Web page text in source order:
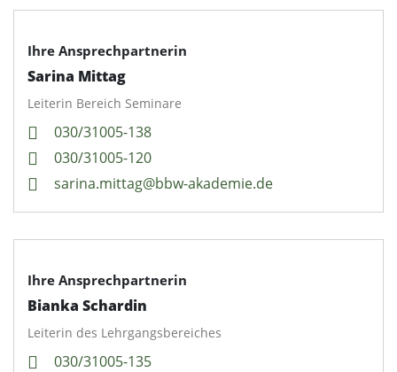
gesammelt haben. Sie geben Einwilligung zu unseren
Datenschutzerklärung
Impressum
Ihre Ansprechpartnerin
Sarina Mittag
Leiterin Bereich Seminare
030/31005-138
030/31005-120
sarina.mittag@bbw-akademie.de
Ihre Ansprechpartnerin
Bianka Schardin
Leiterin des Lehrgangsbereiches
030/31005-135